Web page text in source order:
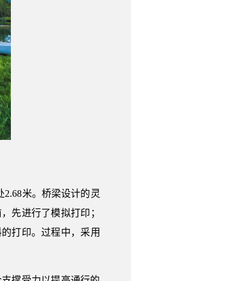
米。桥梁设计的灵
先进行了模拟打印；
打印。过程中，采用